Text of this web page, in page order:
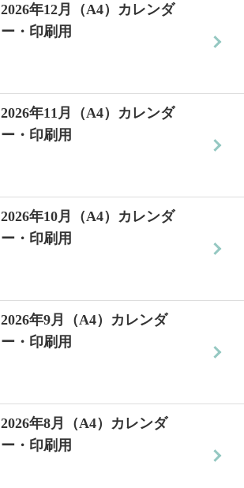
2026年12月（A4）カレンダ
ー・印刷用
2026年11月（A4）カレンダ
ー・印刷用
2026年10月（A4）カレンダ
ー・印刷用
2026年9月（A4）カレンダ
ー・印刷用
2026年8月（A4）カレンダ
ー・印刷用